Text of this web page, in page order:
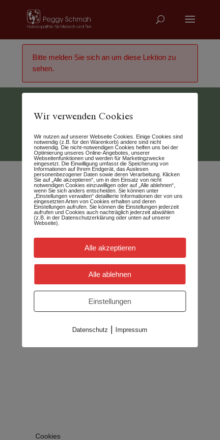
Bitte melden Sie sich an um diese Lektion zu
sehen.
Vertrag widerrufen
© 2026 - Peggy Schmah
Cookies
Wir verwenden Cookies
Wir nutzen auf unserer Webseite Cookies. Einige Cookies sind
notwendig (z.B. für den Warenkorb) andere sind nicht
notwendig. Die nicht-notwendigen Cookies helfen uns bei der
Optimierung unseres Online-Angebotes, unserer
Webseitenfunktionen und werden für Marketingzwecke
eingesetzt. Die Einwilligung umfasst die Speicherung von
Informationen auf Ihrem Endgerät, das Auslesen
personenbezogener Daten sowie deren Verarbeitung. Klicken
Sie auf „Alle akzeptieren“, um in den Einsatz von nicht
notwendigen Cookies einzuwilligen oder auf „Alle ablehnen“,
wenn Sie sich anders entscheiden. Sie können unter
„Einstellungen verwalten“ detaillierte Informationen der von uns
eingesetzten Arten von Cookies erhalten und deren
Einstellungen aufrufen. Sie können die Einstellungen jederzeit
aufrufen und Cookies auch nachträglich jederzeit abwählen
(z.B. in der Datenschutzerklärung oder unten auf unserer
Webseite).
Alle akzeptieren
Alle ablehnen
Einstellungen
Datenschutz Impressum